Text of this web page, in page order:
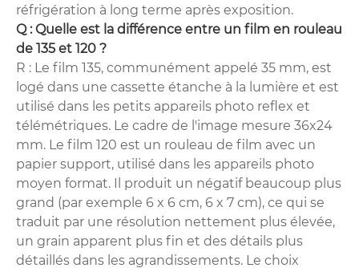
réfrigération à long terme après exposition.
Q : Quelle est la différence entre un film en rouleau
de 135 et 120 ?
R : Le film 135, communément appelé 35 mm, est
logé dans une cassette étanche à la lumière et est
utilisé dans les petits appareils photo reflex et
télémétriques. Le cadre de l'image mesure 36x24
mm. Le film 120 est un rouleau de film avec un
papier support, utilisé dans les appareils photo
moyen format. Il produit un négatif beaucoup plus
grand (par exemple 6 x 6 cm, 6 x 7 cm), ce qui se
traduit par une résolution nettement plus élevée,
un grain apparent plus fin et des détails plus
détaillés dans les agrandissements. Le choix